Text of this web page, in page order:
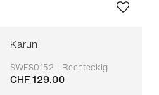
Karun
SWFS0152 - Rechteckig
Anpassbar
CHF 129.00